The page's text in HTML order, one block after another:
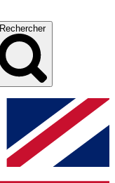
Rechercher